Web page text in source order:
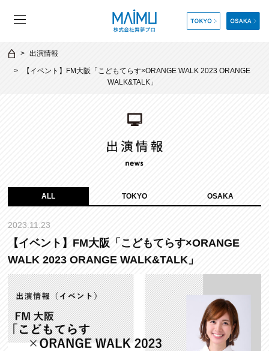
出演情報
【イベント】FM大阪「こどもてらす×ORANGE WALK 2023 ORANGE
WALK&TALK」
ALL TOKYO OSAKA
2023.11.23
【イベント】FM大阪「こどもてらす×ORANGE
WALK 2023 ORANGE WALK&TALK」